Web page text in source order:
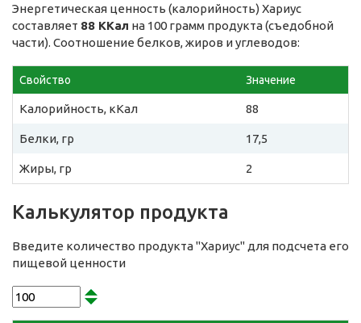
Энергетическая ценность (калорийность) Хариус
составляет 88 ККал на 100 грамм продукта (съедобной
части). Соотношение белков, жиров и углеводов:
Свойство Значение
Калорийность, кКал 88
Белки, гр 17,5
Жиры, гр 2
Калькулятор продукта
Введите количество продукта "Хариус" для подсчета его
пищевой ценности